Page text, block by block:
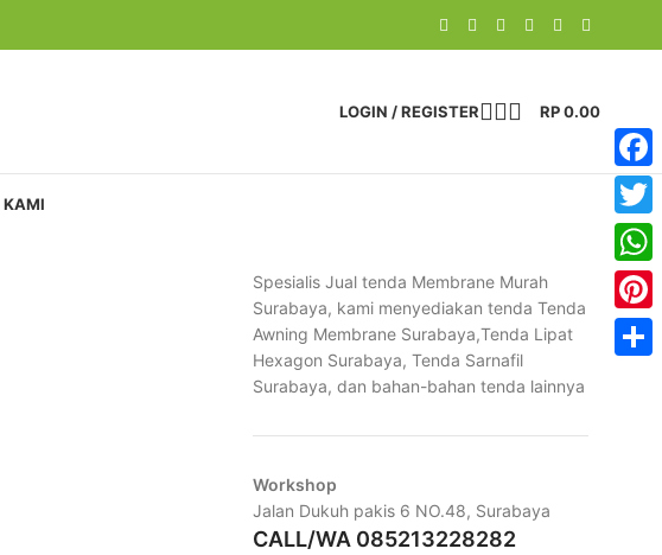
LOGIN / REGISTER RP0.00
KAMI
Spesialis Jual tenda Membrane Murah
Surabaya, kami menyediakan tenda Tenda
Awning Membrane Surabaya,Tenda Lipat
Hexagon Surabaya, Tenda Sarnafil
Surabaya, dan bahan-bahan tenda lainnya
Workshop
Jalan Dukuh pakis 6 NO.48, Surabaya
CALL/WA 085213228282